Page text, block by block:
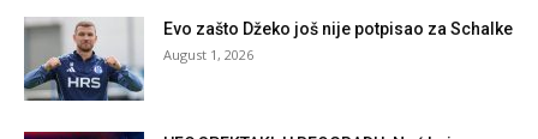
Evo zašto Džeko još nije potpisao za Schalke
August 1, 2026